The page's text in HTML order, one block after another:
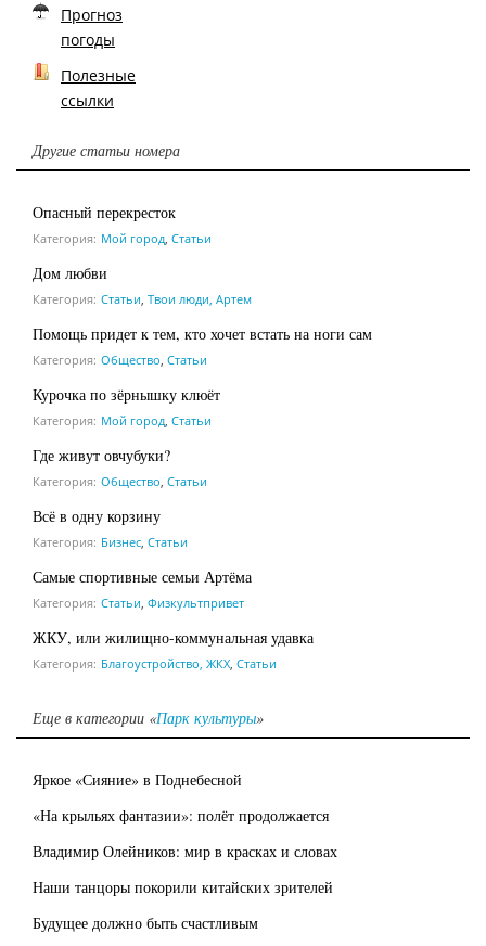
Прогноз
погоды
Полезные
ссылки
Другие статьи номера
Опасный перекресток
Категория: Мой город Статьи
Дом любви
Категория: Статьи Твои люди, Артем
Помощь придет к тем, кто хочет встать на ноги сам
Категория: Общество Статьи
Курочка по зёрнышку клюёт
Категория: Мой город Статьи
Где живут овчубуки?
Категория: Общество Статьи
Всё в одну корзину
Категория: Бизнес Статьи
Самые спортивные семьи Артёма
Категория: Статьи Физкультпривет
ЖКУ, или жилищно-коммунальная удавка
Категория: Благоустройство, ЖКХ Статьи
Еще в категории «Парк культуры»
Яркое «Сияние» в Поднебесной
«На крыльях фантазии»: полёт продолжается
Владимир Олейников: мир в красках и словах
Наши танцоры покорили китайских зрителей
Будущее должно быть счастливым